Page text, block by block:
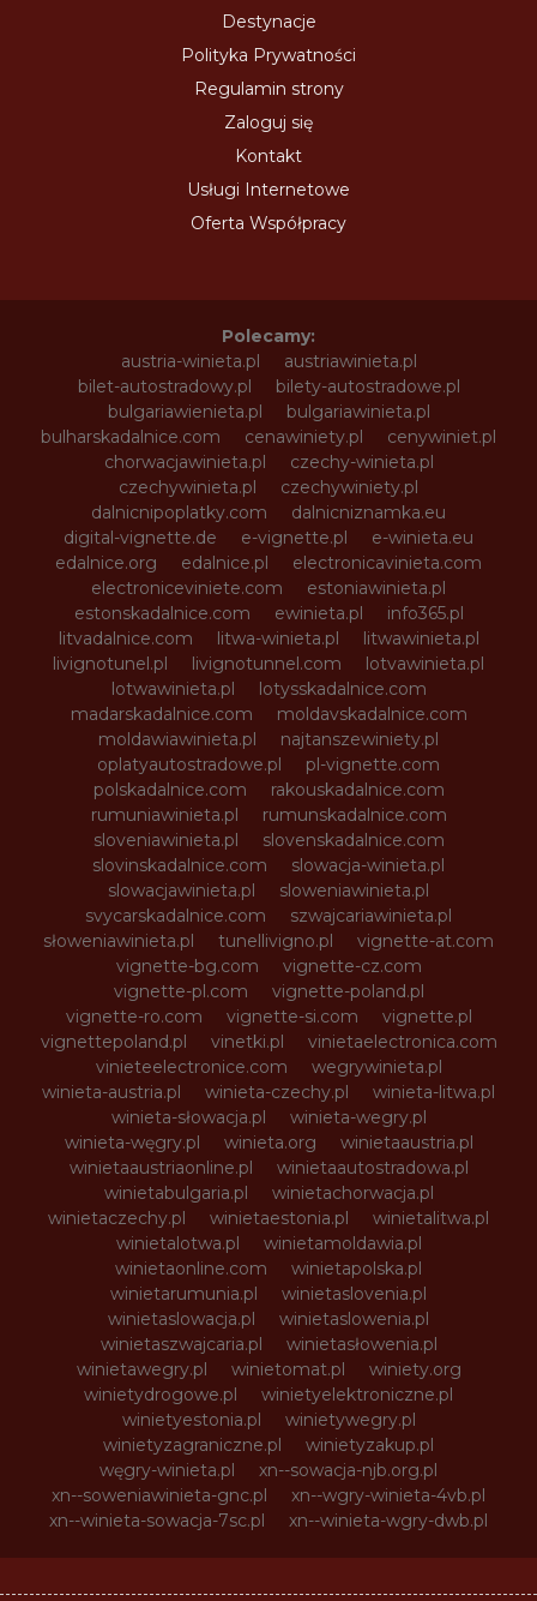
Destynacje
Polityka Prywatności
Regulamin strony
Zaloguj się
Kontakt
Usługi Internetowe
Oferta Współpracy
Polecamy:
austria-winieta.pl
austriawinieta.pl
bilet-autostradowy.pl
bilety-autostradowe.pl
bulgariawienieta.pl
bulgariawinieta.pl
bulharskadalnice.com
cenawiniety.pl
cenywiniet.pl
chorwacjawinieta.pl
czechy-winieta.pl
czechywinieta.pl
czechywiniety.pl
dalnicnipoplatky.com
dalnicniznamka.eu
digital-vignette.de
e-vignette.pl
e-winieta.eu
edalnice.org
edalnice.pl
electronicavinieta.com
electroniceviniete.com
estoniawinieta.pl
estonskadalnice.com
ewinieta.pl
info365.pl
litvadalnice.com
litwa-winieta.pl
litwawinieta.pl
livignotunel.pl
livignotunnel.com
lotvawinieta.pl
lotwawinieta.pl
lotysskadalnice.com
madarskadalnice.com
moldavskadalnice.com
moldawiawinieta.pl
najtanszewiniety.pl
oplatyautostradowe.pl
pl-vignette.com
polskadalnice.com
rakouskadalnice.com
rumuniawinieta.pl
rumunskadalnice.com
sloveniawinieta.pl
slovenskadalnice.com
slovinskadalnice.com
slowacja-winieta.pl
slowacjawinieta.pl
sloweniawinieta.pl
svycarskadalnice.com
szwajcariawinieta.pl
słoweniawinieta.pl
tunellivigno.pl
vignette-at.com
vignette-bg.com
vignette-cz.com
vignette-pl.com
vignette-poland.pl
vignette-ro.com
vignette-si.com
vignette.pl
vignettepoland.pl
vinetki.pl
vinietaelectronica.com
vinieteelectronice.com
wegrywinieta.pl
winieta-austria.pl
winieta-czechy.pl
winieta-litwa.pl
winieta-słowacja.pl
winieta-wegry.pl
winieta-węgry.pl
winieta.org
winietaaustria.pl
winietaaustriaonline.pl
winietaautostradowa.pl
winietabulgaria.pl
winietachorwacja.pl
winietaczechy.pl
winietaestonia.pl
winietalitwa.pl
winietalotwa.pl
winietamoldawia.pl
winietaonline.com
winietapolska.pl
winietarumunia.pl
winietaslovenia.pl
winietaslowacja.pl
winietaslowenia.pl
winietaszwajcaria.pl
winietasłowenia.pl
winietawegry.pl
winietomat.pl
winiety.org
winietydrogowe.pl
winietyelektroniczne.pl
winietyestonia.pl
winietywegry.pl
winietyzagraniczne.pl
winietyzakup.pl
węgry-winieta.pl
xn--sowacja-njb.org.pl
xn--soweniawinieta-gnc.pl
xn--wgry-winieta-4vb.pl
xn--winieta-sowacja-7sc.pl
xn--winieta-wgry-dwb.pl